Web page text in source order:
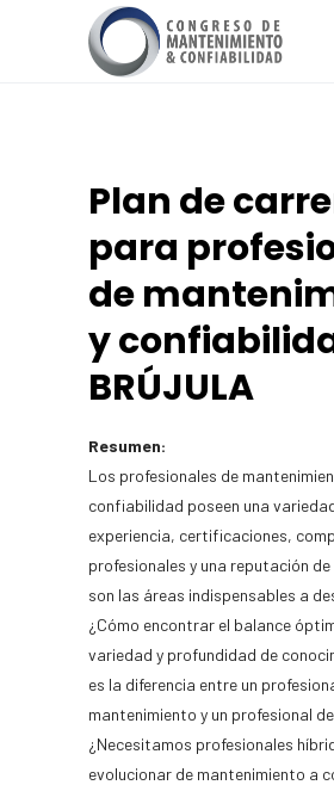
Plan de
para
de
y
BRÚJULA
Resumen:
Los profesionales de
confiabilidad poseen una
experiencia, certificaciones,
profesionales y una reputación
son las áreas indispensables a
¿Cómo encontrar el balance
variedad y profundidad de
es la diferencia entre un
mantenimiento y un profesional
¿Necesitamos profesionales
evolucionar de mantenimiento a